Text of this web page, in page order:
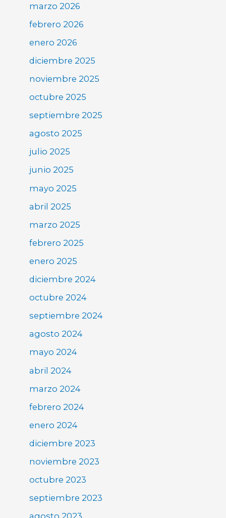
marzo 2026
febrero 2026
enero 2026
diciembre 2025
noviembre 2025
octubre 2025
septiembre 2025
agosto 2025
julio 2025
junio 2025
mayo 2025
abril 2025
marzo 2025
febrero 2025
enero 2025
diciembre 2024
octubre 2024
septiembre 2024
agosto 2024
mayo 2024
abril 2024
marzo 2024
febrero 2024
enero 2024
diciembre 2023
noviembre 2023
octubre 2023
septiembre 2023